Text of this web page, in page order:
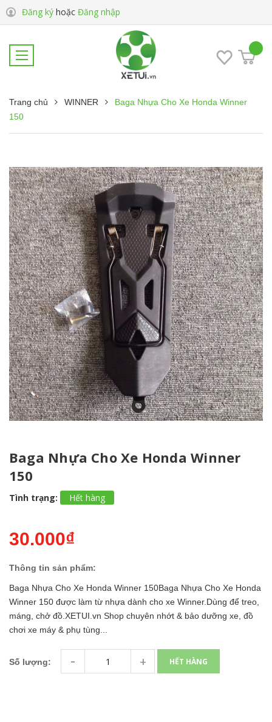
Đăng ký hoặc Đăng nhập
Trang chủ WINNER
Baga Nhựa Cho Xe Honda Winner
150
Baga Nhựa Cho Xe Honda Winner
150
Tình trạng: Hết hàng
30.000₫
Thông tin sản phẩm:
Baga Nhựa Cho Xe Honda Winner 150Baga Nhựa Cho Xe Honda
Winner 150 được làm từ nhựa dành cho xe Winner.Dùng để treo,
máng, chở đồ.XETUI.vn Shop chuyên nhớt & bảo dưỡng xe, đồ
chơi xe máy & phụ tùng...
Số lượng: - + HẾT HÀNG